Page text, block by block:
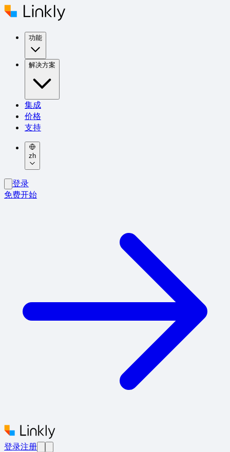
功能
解决方案
集成
价格
支持
zh
登录
免费开始
登录注册